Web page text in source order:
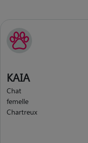
KAIA
Chat
femelle
Chartreux